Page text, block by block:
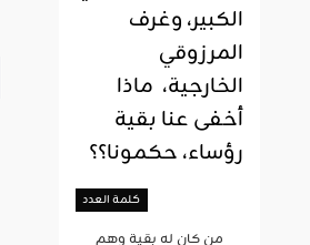
الكبير، وغرف
المرزوقي
الخارجية، ماذا
أخفى عنا بقية
رؤساء، حكمونا؟؟
كلمة العدد